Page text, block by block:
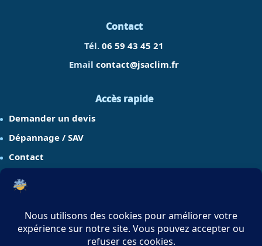
Contact
Tél. 06 59 43 45 21
Email contact@jsaclim.fr
Accès rapide
Demander un devis
Dépannage / SAV
Contact